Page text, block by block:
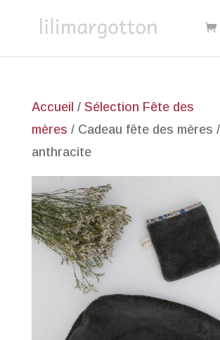
Accueil / Sélection Fête des
mères / Cadeau fête des mères
anthracite